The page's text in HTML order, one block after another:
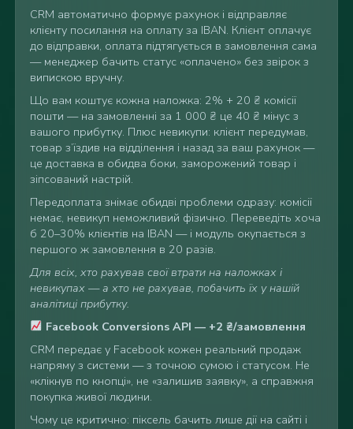
CRM автоматично формує рахунок і відправляє
клієнту посилання на оплату за IBAN. Клієнт оплачує
до відправки, оплата підтягується в замовлення сама
— менеджер бачить статус «оплачено» без звірок з
випискою вручну.
Що вам коштує кожна наложка: 2% + 20 ₴ комісії
пошти — на замовленні за 1 000 ₴ це 40 ₴ мінус з
вашого прибутку. Плюс невикупи: клієнт передумав,
товар з’їздив на відділення і назад за ваш рахунок —
це доставка в обидва боки, заморожений товар і
зіпсований настрій.
Передоплата знімає обидві проблеми одразу: комісії
немає, невикуп неможливий фізично. Переведіть хоча
б 20–30% клієнтів на IBAN — і модуль окупається з
першого ж замовлення в 20 разів.
Для всіх, хто рахував свої втрати на наложках і
невикупах — а хто не рахував, побачить їх у нашій
аналітиці прибутку.
Facebook Conversions API — +2 ₴/замовлення
CRM передає у Facebook кожен реальний продаж
напряму з системи — з точною сумою і статусом. Не
«клікнув по кнопці», не «залишив заявку», а справжня
покупка живої людини.
Чомуце критично: піксель бачить лише дії на сайті і